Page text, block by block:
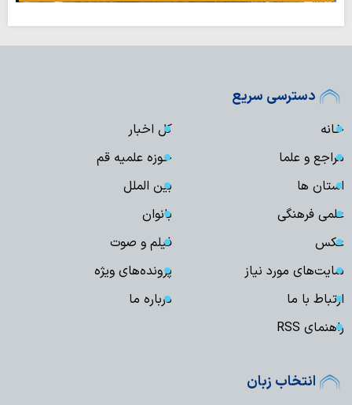
دسترسی سریع
خانه
کل اخبار
مراجع و علما
حوزه علمیه قم
استان ها
بین الملل
علمی فرهنگی
بانوان
عکس
فیلم و صوت
سایت‌های مورد نیاز
پرونده‌های ویژه
ارتباط با ما
درباره ما
راهنمای RSS
انتخاب زبان